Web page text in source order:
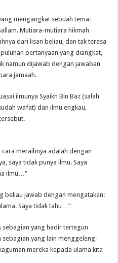
mengangkat sebuah tema:
Mutiara-mutiara hikmah
dari lisan beliau, dan tak terasa
pertanyaan yang diangkat,
namun dijawab dengan jawaban
jamaah.
ilmunya Syaikh Bin Baz (salah
wafat) dan ilmu engkau,
cara meraihnya adalah dengan
saya tidak punya ilmu. Saya
ilmu…”
beliau jawab dengan mengatakan:
Saya tidak tahu…”
sebagian yang hadir tertegun
yang lain menggeleng-
mereka kepada ulama kita